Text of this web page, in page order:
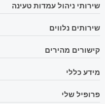
שירותי ניהול עמדות טעינה
שירותים נלווים
קישורים מהירים
מידע כללי
פרופיל שלי